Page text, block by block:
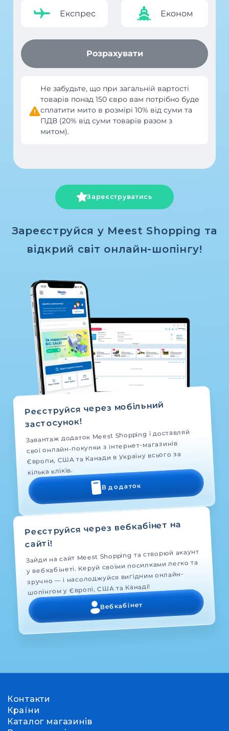
Зареєструватись
Зареєструйся у Meest Shopping та
відкрий світ онлайн-шопінгу!
Реєструйся через мобільний
застосунок!
Завантаж додаток Meest Shopping і доставляй
свої онлайн-покупки з інтернет-магазинів
Європи, США та Канади в Україну всього за
кілька кліків.
В додаток
Реєструйся через вебкабінет на
сайті!
Зайди на сайт Meest Shopping та створюй акаунт
у вебкабінеті. Керуй своїми посилками легко та
зручно — і насолоджуйся вигідним онлайн-
шопінгом у Європі, США та Канаді!
Вебкабінет
Контакти
Країни
Каталог магазинів